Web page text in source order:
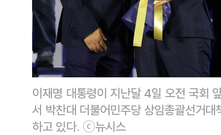
이재명 대통령이 지난달 4일 오전 국회
서 박찬대 더불어민주당 상임총괄선거
하고 있다. ⓒ뉴시스